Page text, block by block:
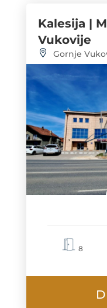
Kalesija |
Vukovije
Gornje
8